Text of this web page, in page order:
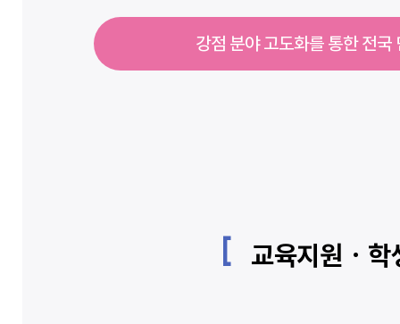
강점 분야 고도화를 통한 전국
교육지원 ·